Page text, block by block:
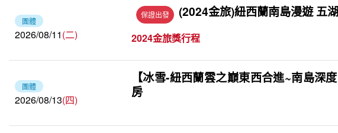
團體
2026/08/11(二)
保證出發 (2024金旅)紐西蘭南島漫遊 五
2024金旅獎行程
團體
2026/08/13(四)
【冰雪-紐西蘭雲之巔東西合進~南島深
房